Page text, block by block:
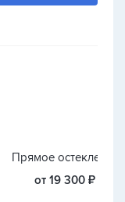
Прямое остекление
от 19 300 ₽